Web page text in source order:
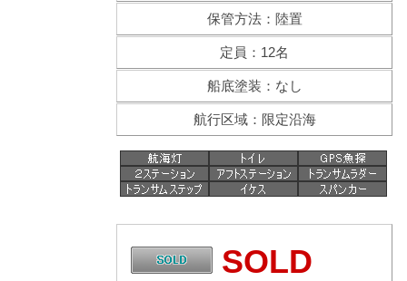
保管方法：陸置
定員：12名
船底塗装：なし
航行区域：限定沿海
SOLD